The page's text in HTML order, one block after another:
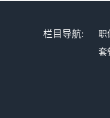
栏目导航: 职
套